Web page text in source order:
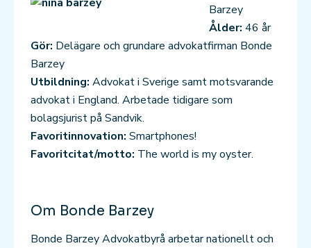
Barzey
Ålder: 46 år
Gör: Delägare och grundare advokatfirman Bonde
Barzey
Utbildning: Advokat i Sverige samt motsvarande
advokat i England. Arbetade tidigare som
bolagsjurist på Sandvik.
Favoritinnovation: Smartphones!
Favoritcitat/motto: The world is my oyster.
Om Bonde Barzey
Bonde Barzey Advokatbyrå arbetar nationellt och